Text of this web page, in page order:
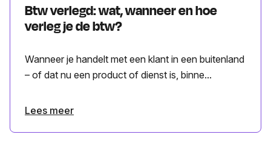
Btw verlegd: wat, wanneer en hoe
verleg je de btw?
Wanneer je handelt met een klant in een buitenland
– of dat nu een product of dienst is, binne...
Lees meer